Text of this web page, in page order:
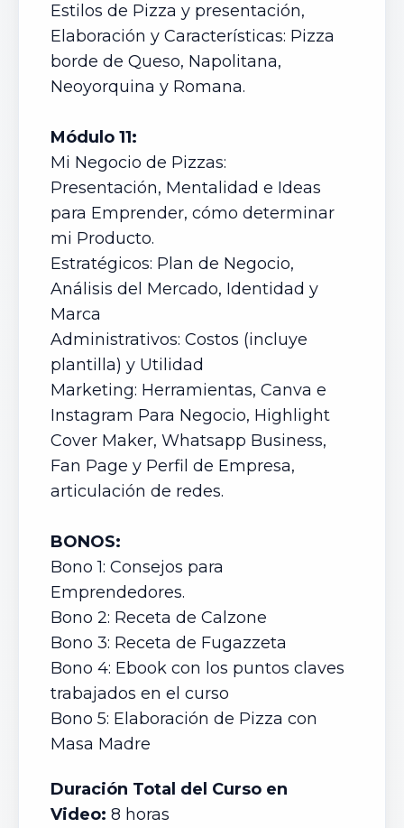
Estilos de Pizza y presentación,
Elaboración y Características: Pizza
borde de Queso, Napolitana,
Neoyorquina y Romana.
Módulo 11:
Mi Negocio de Pizzas:
Presentación, Mentalidad e Ideas
para Emprender, cómo determinar
mi Producto.
Estratégicos: Plan de Negocio,
Análisis del Mercado, Identidad y
Marca
Administrativos: Costos (incluye
plantilla) y Utilidad
Marketing: Herramientas, Canva e
Instagram Para Negocio, Highlight
Cover Maker, Whatsapp Business,
Fan Page y Perfil de Empresa,
articulación de redes.
BONOS:
Bono 1: Consejos para
Emprendedores.
Bono 2: Receta de Calzone
Bono 3: Receta de Fugazzeta
Bono 4: Ebook con los puntos claves
trabajados en el curso
Bono 5: Elaboración de Pizza con
Masa Madre
Duración Total del Curso en
Video: 8 horas